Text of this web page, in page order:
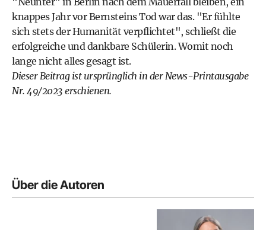
knappes Jahr vor Bernsteins Tod war das. "Er fühlte
sich stets der Humanität verpflichtet", schließt die
erfolgreiche und dankbare Schülerin. Womit noch
lange nicht alles gesagt ist.
Dieser Beitrag ist ursprünglich in der News-Printausgabe
Nr. 49/2023 erschienen.
Über die Autoren